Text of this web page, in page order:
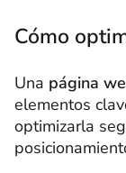
Cómo
Una página
elementos
optimizarla